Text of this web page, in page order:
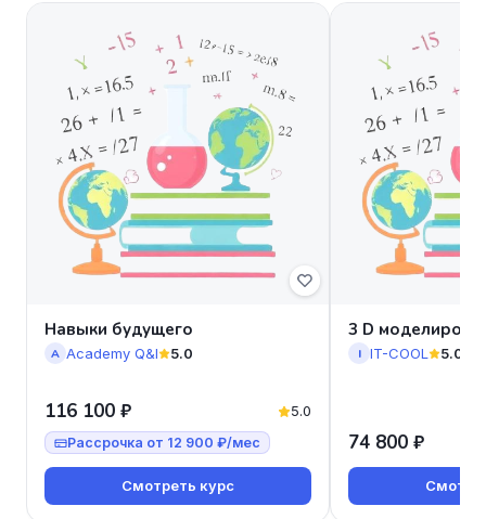
Навыки будущего
A Academy Q&I 5.0
116 100 ₽ 5.0
Рассрочка от 12 900 ₽/мес
Смотреть курс
3 D
I IT-COOL 5.0
74 800 ₽